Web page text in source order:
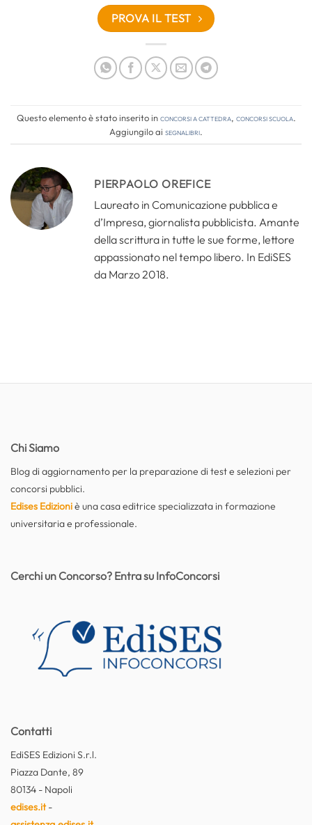
PROVA IL TEST
Questo elemento è stato inserito inConcorsi a cattedra, Concorsi Scuola.
Aggiungilo ai segnalibri.
PIERPAOLO OREFICE
Laureato in Comunicazione pubblica e
d’Impresa, giornalista pubblicista. Amante
della scrittura in tutte le sue forme, lettore
appassionato nel tempo libero. In EdiSES
da Marzo 2018.
Chi Siamo
Blog di aggiornamento per la preparazione di test e selezioni per
concorsi pubblici.
Edises Edizioniè una casa editrice specializzata in formazione
universitaria e professionale.
Contatti
EdiSES Edizioni S.r.l.
Piazza Dante, 89
80134 - Napoli
edises.it-
Cerchi un Concorso? Entra su InfoConcorsi